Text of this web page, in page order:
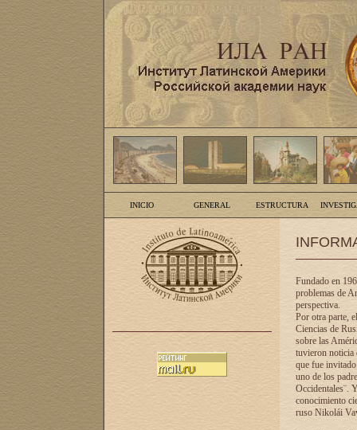
INICIO GENERAL ESTRUCTURA
Fundado en
problemas de
perspectiva.
Por otra parte,
Ciencias de
sobre las
tuvieron noticia
que fue
uno de los
Occidentales¨.
conocimiento
ruso Nikolái